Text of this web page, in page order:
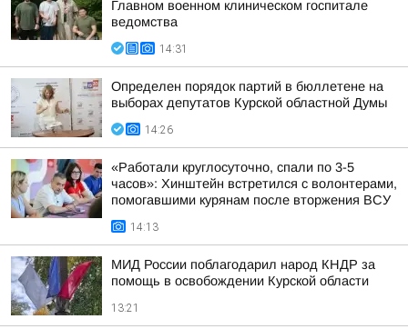
Главном военном клиническом госпитале
ведомства
14:31
Определен порядок партий в бюллетене на
выборах депутатов Курской областной Думы
14:26
«Работали круглосуточно, спали по 3-5
часов»: Хинштейн встретился с волонтерами,
помогавшими курянам после вторжения ВСУ
14:13
МИД России поблагодарил народ КНДР за
помощь в освобождении Курской области
13:21